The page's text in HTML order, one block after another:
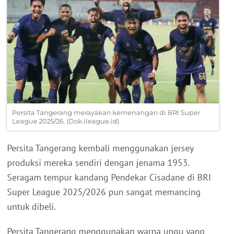
Persita Tangerang merayakan kemenangan di BRI Super
League 2025/26. (Dok.ileague.id)
Persita Tangerang kembali menggunakan jersey
produksi mereka sendiri dengan jenama 1953.
Seragam tempur kandang Pendekar Cisadane di BRI
Super League 2025/2026 pun sangat memancing
untuk dibeli.
Persita Tangerang menggunakan warna ungu yang